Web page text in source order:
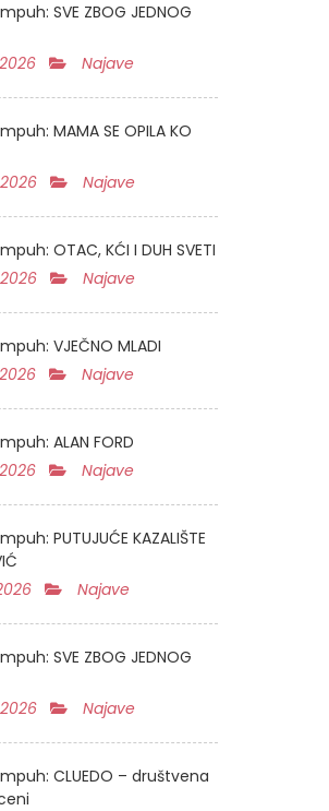
SVE ZBOG JEDNOG
Najave
MAMA SE OPILA KO
Najave
OTAC, KĆI I DUH SVETI
Najave
VJEČNO MLADI
Najave
ALAN FORD
Najave
PUTUJUĆE KAZALIŠTE
Najave
SVE ZBOG JEDNOG
Najave
CLUEDO – društvena